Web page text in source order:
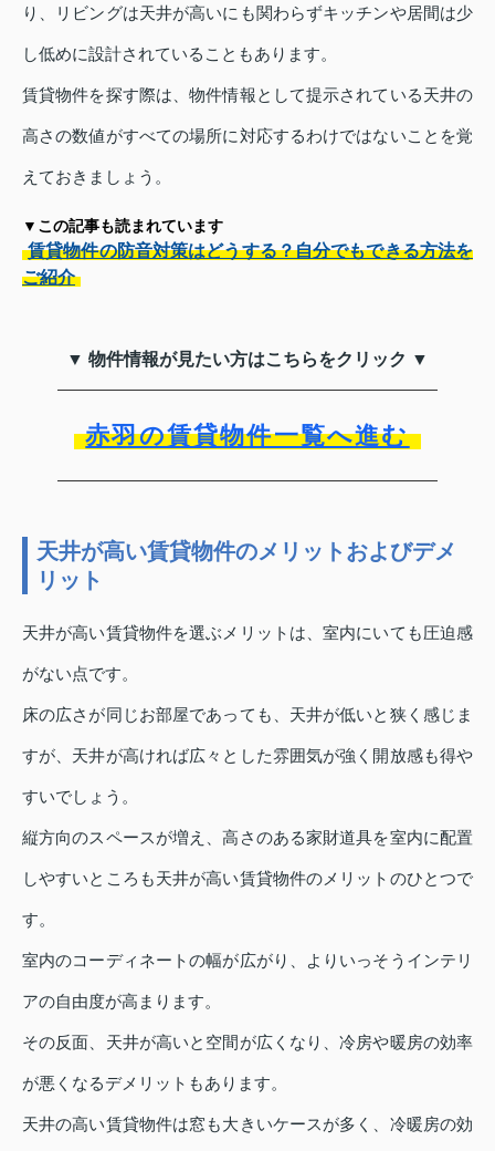
り、リビングは天井が高いにも関わらずキッチンや居間は少
し低めに設計されていることもあります。
賃貸物件を探す際は、物件情報として提示されている天井の
高さの数値がすべての場所に対応するわけではないことを覚
えておきましょう。
▼この記事も読まれています
賃貸物件の防音対策はどうする？自分でもできる方法を
ご紹介
▼ 物件情報が見たい方はこちらをクリック ▼
赤羽の賃貸物件一覧へ進む
天井が高い賃貸物件のメリットおよびデメ
リット
天井が高い賃貸物件を選ぶメリットは、室内にいても圧迫感
がない点です。
床の広さが同じお部屋であっても、天井が低いと狭く感じま
すが、天井が高ければ広々とした雰囲気が強く開放感も得や
すいでしょう。
縦方向のスペースが増え、高さのある家財道具を室内に配置
しやすいところも天井が高い賃貸物件のメリットのひとつで
す。
室内のコーディネートの幅が広がり、よりいっそうインテリ
アの自由度が高まります。
その反面、天井が高いと空間が広くなり、冷房や暖房の効率
が悪くなるデメリットもあります。
天井の高い賃貸物件は窓も大きいケースが多く、冷暖房の効